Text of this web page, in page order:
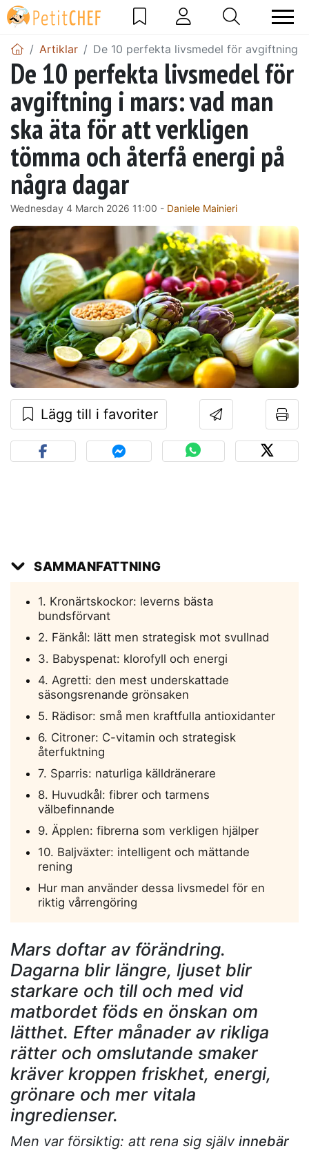
Artiklar De 10 perfekta livsmedel för avgiftning
De 10 perfekta livsmedel för
avgiftning i mars: vad man
ska äta för att verkligen
tömma och återfå energi på
några dagar
Wednesday 4 March 2026 11:00 - Daniele Mainieri
Lägg till i favoriter
SAMMANFATTNING
1. Kronärtskockor: leverns bästa
bundsförvant
2. Fänkål: lätt men strategisk mot svullnad
3. Babyspenat: klorofyll och energi
4. Agretti: den mest underskattade
säsongsrenande grönsaken
5. Rädisor: små men kraftfulla antioxidanter
6. Citroner: C-vitamin och strategisk
återfuktning
7. Sparris: naturliga källdränerare
8. Huvudkål: fibrer och tarmens
välbefinnande
9. Äpplen: fibrerna som verkligen hjälper
10. Baljväxter: intelligent och mättande
rening
Hur man använder dessa livsmedel för en
riktig vårrengöring
Mars doftar av förändring.
Dagarna blir längre, ljuset blir
starkare och till och med vid
matbordet föds en önskan om
lätthet. Efter månader av rikliga
rätter och omslutande smaker
kräver kroppen friskhet, energi,
grönare och mer vitala
ingredienser.
Men var försiktig: att rena sig själv innebär